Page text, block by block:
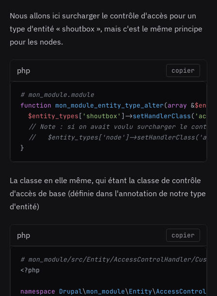
Nous allons ici surcharger le contrôle d'accès pour un
type d'entité « shoutbox », mais c'est le même principe
pour les nodes.
php copier
# mon_module.module
function mon_module_entity_type_alter(array &
$entity_types [ 'shoutbox' ]->setHandlerClass(
// Note : si on avait voulu surcharger le
//   $entity_types['node']-
}
La classe en elle même, qui étant la classe de contrôle
d'accès de base (définie dans l'annotation de notre type
d'entité)
php copier
# mon_module/src/Entity/AccessControlHandler/
<?php
namespace Drupal\mon_module\Entity\